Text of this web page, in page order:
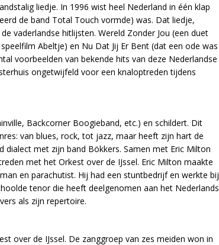
liedje. In 1996 wist heel Nederland in één klap
de band Total Touch vormde) was. Dat liedje,
vaderlandse hitlijsten. Wereld Zonder Jou (een duet
Abeltje) en Nu Dat Jij Er Bent (dat een ode was
voorbeelden van bekende hits van deze Nederlandse
ongetwijfeld voor een knaloptreden tijdens
Backcorner Boogieband, etc.) en schildert. Dit
van blues, rock, tot jazz, maar heeft zijn hart de
dialect met zijn band Bökkers. Samen met Eric Milton
met het Orkest over de IJssel. Eric Milton maakte
en parachutist. Hij had een stuntbedrijf en werkte bij
tenor die heeft deelgenomen aan het Nederlands
als zijn repertoire.
over de IJssel. De zanggroep van zes meiden won in